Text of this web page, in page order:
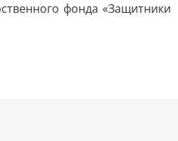
фонда «Защитники